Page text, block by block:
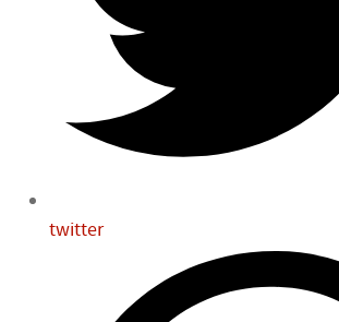
twitter